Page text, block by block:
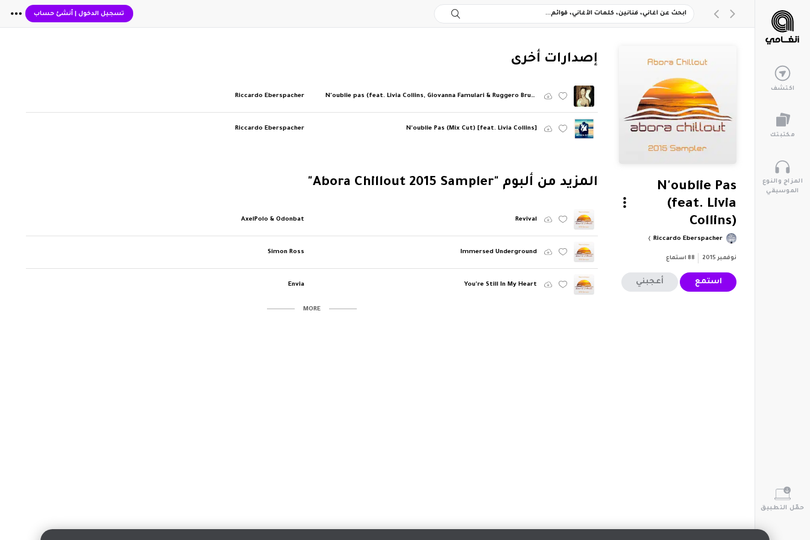
تسجيل الدخول| أنشئ حساب
اكتشف
مكتبتك
المزاج والنوع
الموسيقي
حمّل التطبيق
N'oublie Pas
(feat. Livia
Collins)
Riccardo Eberspacher
نوفمبر 2015 88 استماع
استمع أعجبني
‏إصدارات أخرى
N'oublie pas (feat. Livia Collins, Giovanna Famulari & Ruggero Brunetti)
Riccardo Eberspacher
N'oublie Pas (Mix Cut) [feat. Livia Collins]
Riccardo Eberspacher
‏المزيد من ألبوم "Abora Chillout 2015 Sampler"
Revival
AxelPolo & Odonbat
Immersed Underground
Simon Ross
You're Still In My Heart
Envia
MORE